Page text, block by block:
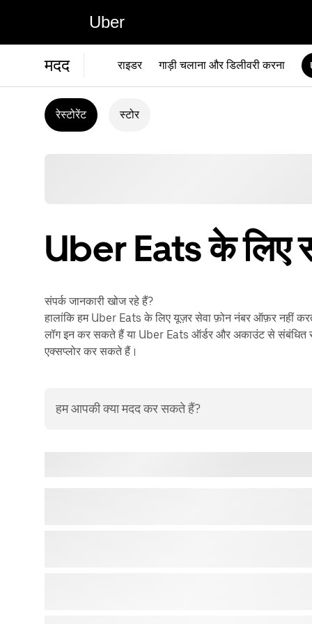
Uber
मदद राइडर गाड़ी चलाना और डिलीवरी करना
रेस्टोरेंट स्टोर
Uber Eats के लिए
संपर्क जानकारी खोज रहे हैं?
हालांकि हम Uber Eats के लिए यूज़र सेवा फ़ोन नंबर ऑफ़र नहीं
लॉग इन कर सकते हैं या Uber Eats ऑर्डर और अकाउंट से संबंधित
एक्सप्लोर कर सकते हैं।